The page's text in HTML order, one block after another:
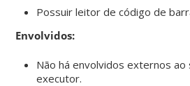
Possuir leitor de código de
Envolvidos:
Não há envolvidos externos ao
executor.